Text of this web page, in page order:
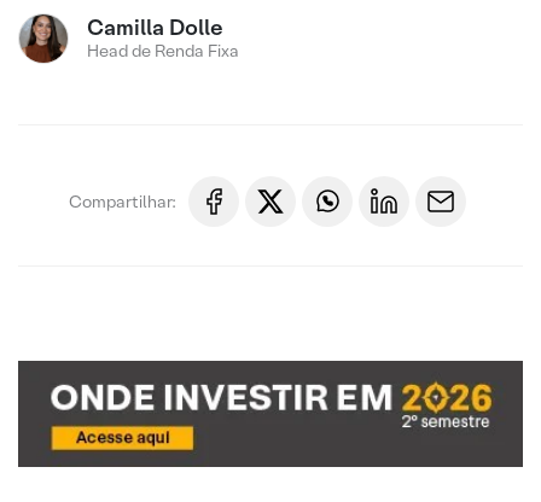
Camilla Dolle
Head de Renda Fixa
Compartilhar: